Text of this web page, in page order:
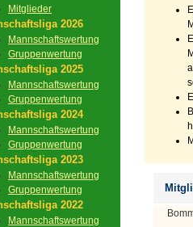
Mitglieder
2026
Mannschaftswertung
Gruppenwertung
2025
Mannschaftswertung
Gruppenwertung
2024
Mannschaftswertung
Gruppenwertung
2023
Mannschaftswertung
Gruppenwertung
2022
Mannschaftswertung